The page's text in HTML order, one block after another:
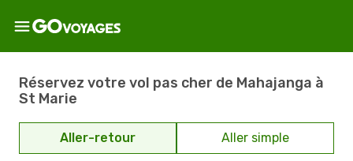
Réservez votre vol pas cher de Mahajanga à
St Marie
Aller-retour Aller simple